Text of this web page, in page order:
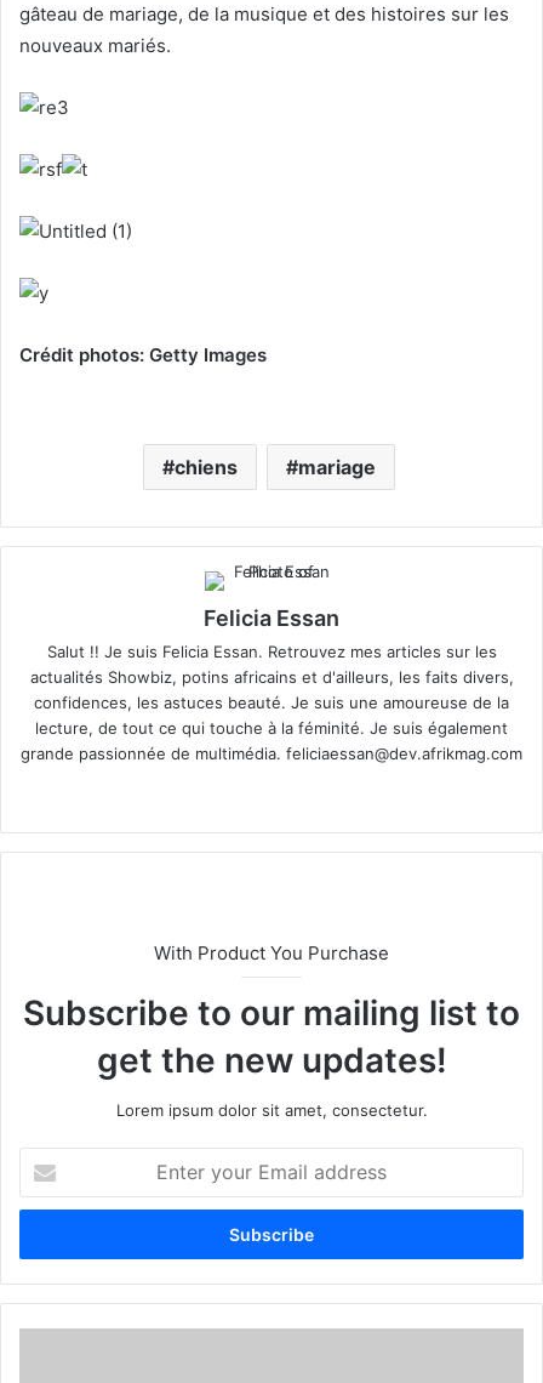
gâteau de mariage, de la musique et des histoires sur les
nouveaux mariés.
Crédit photos: Getty Images
chiens mariage
Felicia Essan
Salut !! Je suis Felicia Essan. Retrouvez mes articles sur les
actualités Showbiz, potins africains et d'ailleurs, les faits divers,
confidences, les astuces beauté. Je suis une amoureuse de la
lecture, de tout ce qui touche à la féminité. Je suis également
grande passionnée de multimédia. feliciaessan@dev.afrikmag.com
te
With Product You Purchase
Subscribe to our mailing list to
get the new updates!
Lorem ipsum dolor sit amet, consectetur.
t
r
y